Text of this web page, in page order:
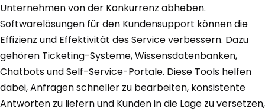
Unternehmen von der Konkurrenz abheben.
Softwarelösungen für den Kundensupport können die
Effizienz und Effektivität des Service verbessern. Dazu
gehören Ticketing-Systeme, Wissensdatenbanken,
Chatbots und Self-Service-Portale. Diese Tools helfen
dabei, Anfragen schneller zu bearbeiten, konsistente
Antworten zu liefern und Kunden in die Lage zu versetzen,